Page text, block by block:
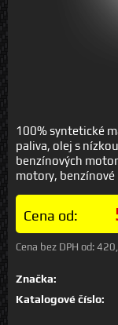
100% syntetické
paliva, olej s
benzínových
motory, benzínové
Cena od:
Cena bez DPH od:
Značka:
Katalogové číslo: